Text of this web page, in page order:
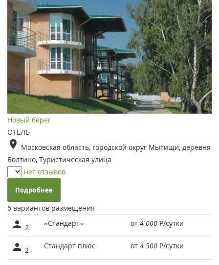
Новый берег
ОТЕЛЬ
Московская область, городской округ Мытищи, деревня
Болтино, Туристическая улица
нет отзывов
Подробнее
6 вариантов размещения
2 «Стандарт» от 4 000 Р/сутки
2 Стандарт плюс от 4 500 Р/сутки